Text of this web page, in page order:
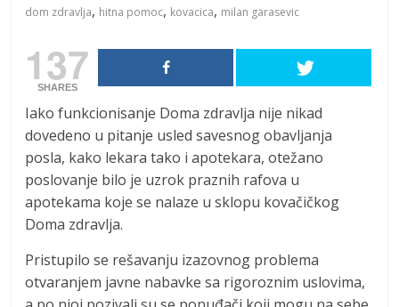
dom zdravlja, hitna pomoc, kovacica, milan garasevic
137
SHARES
Iako funkcionisanje Doma zdravlja nije nikad
dovedeno u pitanje usled savesnog obavljanja
posla, kako lekara tako i apotekara, otežano
poslovanje bilo je uzrok praznih rafova u
apotekama koje se nalaze u sklopu kovačičkog
Doma zdravlja.
Pristupilo se rešavanju izazovnog problema
otvaranjem javne nabavke sa rigoroznim uslovima,